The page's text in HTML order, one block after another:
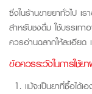
ซึ่งในร้านขายยาทั่วไป เ
สำหรับชงดื่ม ใช้บรรเทา
ควรอ่านฉลากให้ละเอียด
ข้อควรระวังในการใช้
แม้จะเป็นยาที่ซื้อได้